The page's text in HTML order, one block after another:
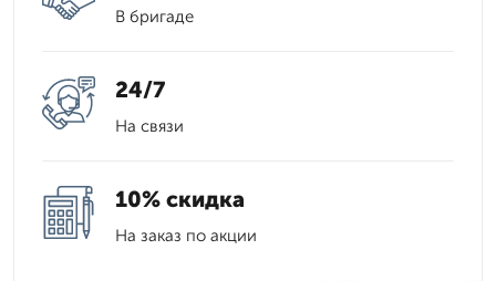
В бригаде
24/7
На связи
10% скидка
На заказ по акции